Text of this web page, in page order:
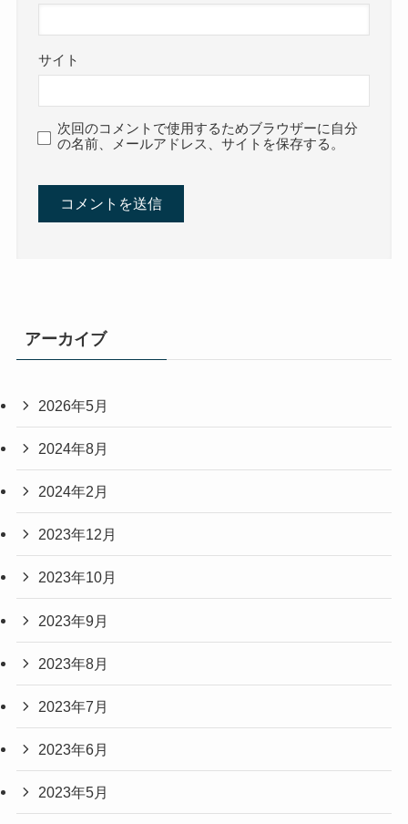
サイト
次回のコメントで使用するためブラウザーに自分
の名前、メールアドレス、サイトを保存する。
アーカイブ
2026年5月
2024年8月
2024年2月
2023年12月
2023年10月
2023年9月
2023年8月
2023年7月
2023年6月
2023年5月